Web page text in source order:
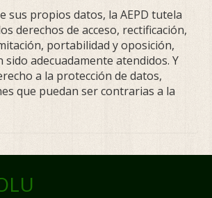
sus propios datos, la AEPD tutela
derechos de acceso, rectificación,
portabilidad y oposición,
sido adecuadamente atendidos. Y
a la protección de datos,
que puedan ser contrarias a la